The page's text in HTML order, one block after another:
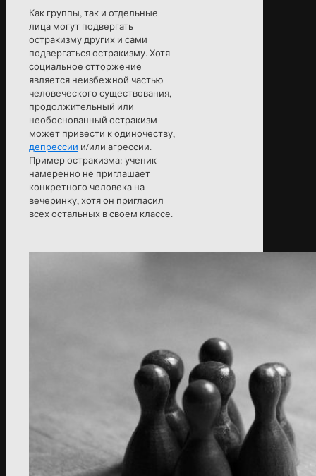
Как группы, так и отдельные
лица могут подвергать
остракизму других и сами
подвергаться остракизму. Хотя
социальное отторжение
является неизбежной частью
человеческого существования,
продолжительный или
необоснованный остракизм
может привести к одиночеству,
депрессии и/или агрессии.
Пример остракизма: ученик
намеренно не приглашает
конкретного человека на
вечеринку, хотя он пригласил
всех остальных в своем классе.